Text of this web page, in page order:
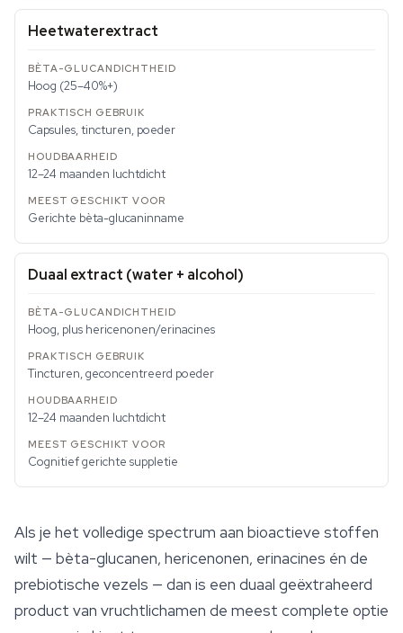
Heetwaterextract
Hoog (25–40%+)
Capsules, tincturen, poeder
12–24 maanden luchtdicht
Gerichte bèta-glucaninname
Duaal extract (water + alcohol)
Hoog, plus hericenonen/erinacines
Tincturen, geconcentreerd poeder
12–24 maanden luchtdicht
Cognitief gerichte suppletie
Als je het volledige spectrum aan bioactieve stoffen
wilt — bèta-glucanen, hericenonen, erinacines én de
prebiotische vezels — dan is een duaal geëxtraheerd
product van vruchtlichamen de meest complete optie